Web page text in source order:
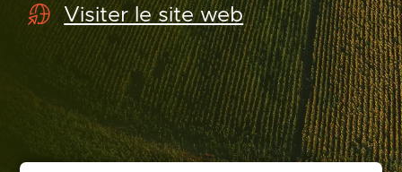
Visiter le site web